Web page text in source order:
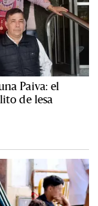
Paiva: el
de lesa